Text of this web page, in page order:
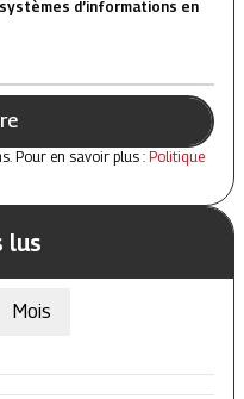
d’informations en
Pour en savoir plus : Politique
lus
Mois